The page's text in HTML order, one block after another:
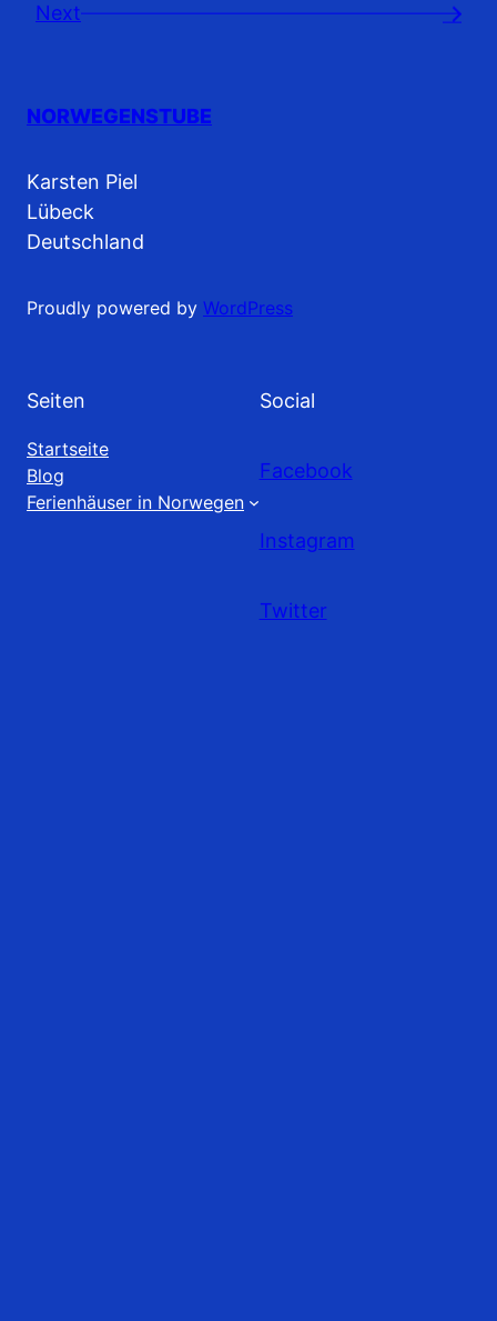
Next →
NORWEGENSTUBE
Karsten Piel
Lübeck
Deutschland
Proudly powered by WordPress
Seiten
Startseite
Blog
Ferienhäuser in Norwegen
Social
Facebook
Instagram
Twitter